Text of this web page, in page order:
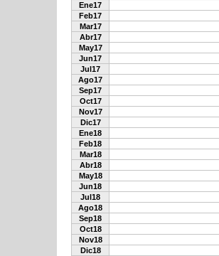
Ene17
Feb17
Mar17
Abr17
May17
Jun17
Jul17
Ago17
Sep17
Oct17
Nov17
Dic17
Ene18
Feb18
Mar18
Abr18
May18
Jun18
Jul18
Ago18
Sep18
Oct18
Nov18
Dic18